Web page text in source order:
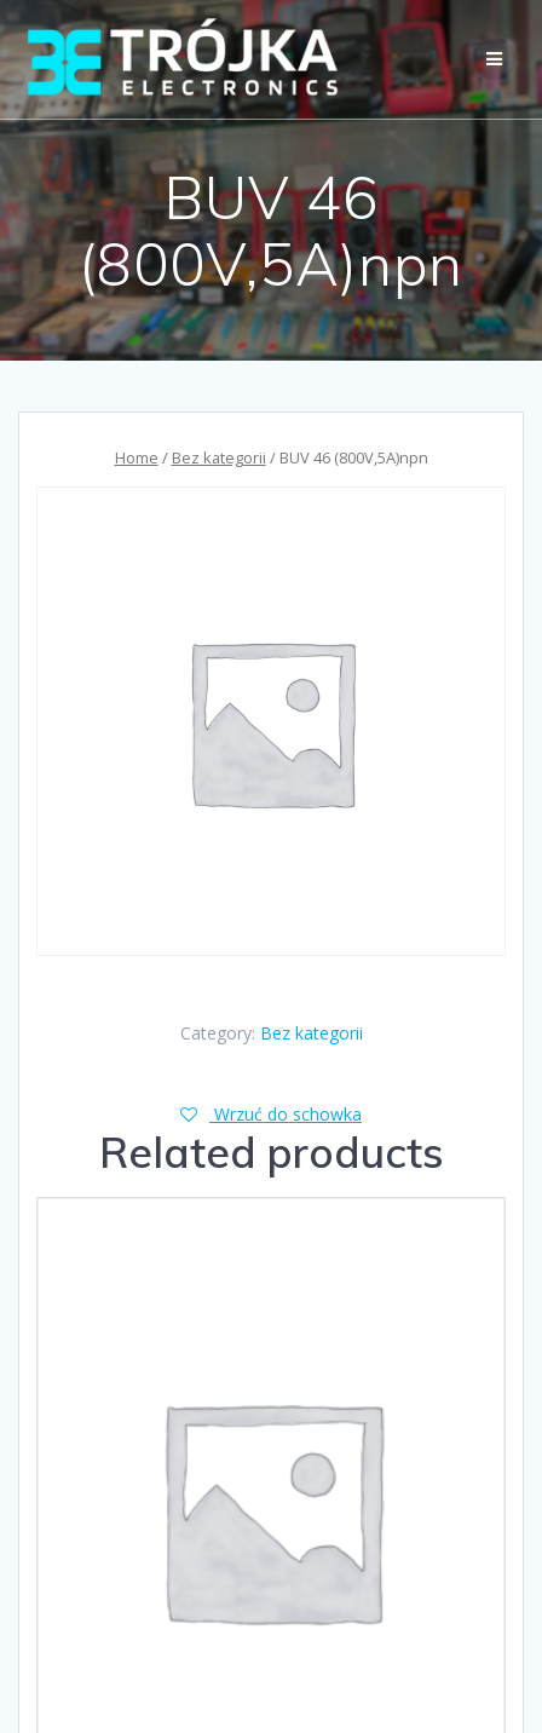
Przejdź
do
treści
BUV 46
(800V,5A)npn
Home / Bez kategorii / BUV 46 (800V,5A)npn
Category: Bez kategorii
Wrzuć do schowka
Related products